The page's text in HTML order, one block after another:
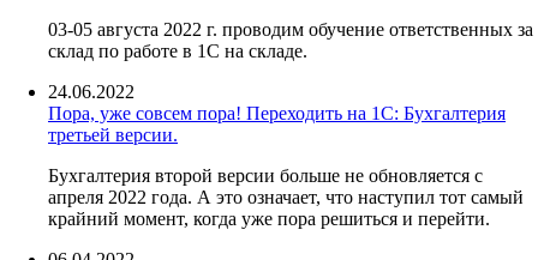
03-05 августа 2022 г. проводим обучение ответственных за
склад по работе в 1С на складе.
24.06.2022
Пора, уже совсем пора! Переходить на 1С: Бухгалтерия
третьей версии.
Бухгалтерия второй версии больше не обновляется с
апреля 2022 года. А это означает, что наступил тот самый
крайний момент, когда уже пора решиться и перейти.